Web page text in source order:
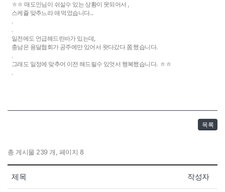
ㅎㅎ 매도인님이 쉬실수 있는 상황이 못되어서 ,
스케쥴 맞추느라 애 먹었습니다...
.
.
일전에도 언급해드린바가 있는데,
충남은 용달협회가 공주에만 있어서 왓다갔다 쫌 했습니다.
.
그래도 일정에 맞추어 이전 해드릴수 있엇서 행복했습니다. ㅎㅎ
.
목록
총 게시물 239 개, 페이지 8
제목 작성자